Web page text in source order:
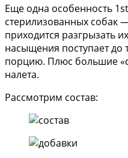
Еще одна особенность
стерилизованных собак
приходится разгрызать
насыщения поступает до
порцию. Плюс большие
налета.
Рассмотрим состав: